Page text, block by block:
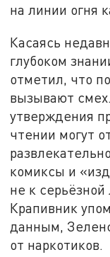
на линии огня
Касаясь
глубоком
отметил, что
вызывают
утверждения
чтении могут
комиксы и
не к
Крапивник
данным,
от наркотиков.